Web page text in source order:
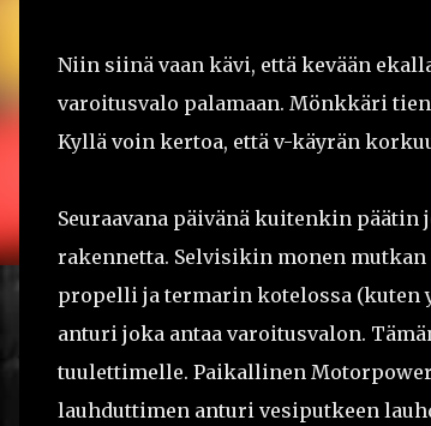
Niin siinä vaan kävi, että kevään
varoitusvalo palamaan. Mönkkäri
Kyllä voin kertoa, että v-käyrän
Seuraavana päivänä kuitenkin
rakennetta. Selvisikin monen
propelli ja termarin kotelossa (kuten
anturi joka antaa varoitusvalon.
tuulettimelle. Paikallinen
lauhduttimen anturi vesiputkeen